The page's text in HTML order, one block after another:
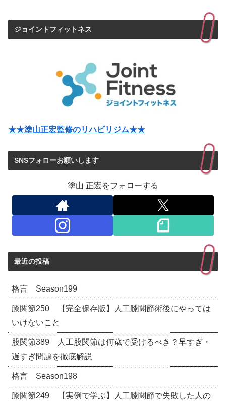
ジョイントフィットネス
★★塗山正宏監修のリハビリジム★★
SNSフォローお願いします
塗山 正宏をフォローする
最近の投稿
格言 Season199
膝関節250 【完全保存版】人工膝関節術後にやっては
いけないこと
股関節389 人工股関節は何歳で受けるべき？早すぎ・
遅すぎ問題を徹底解説
格言 Season198
膝関節249 【実例で学ぶ】人工膝関節で失敗した人の